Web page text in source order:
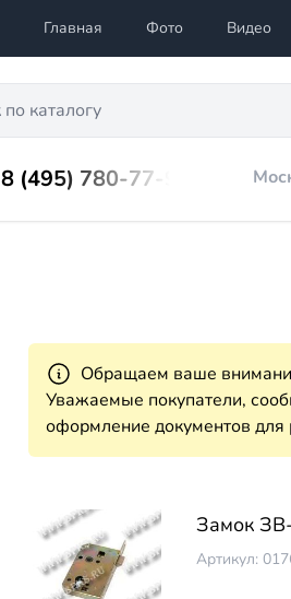
Главная Фото Видео
8 (495) 780-77-98
Обращаем ваше
Уважаемые покупатели,
оформление документов для
Замок
Артикул: